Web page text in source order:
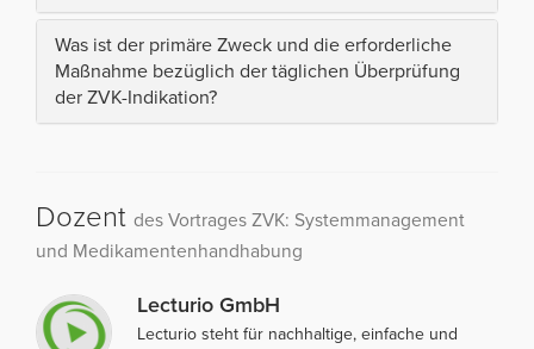
Was ist der primäre Zweck und die erforderliche
Maßnahme bezüglich der täglichen Überprüfung
der ZVK-Indikation?
Dozent des Vortrages ZVK: Systemmanagement
und Medikamentenhandhabung
Lecturio GmbH
Lecturio steht für nachhaltige, einfache und